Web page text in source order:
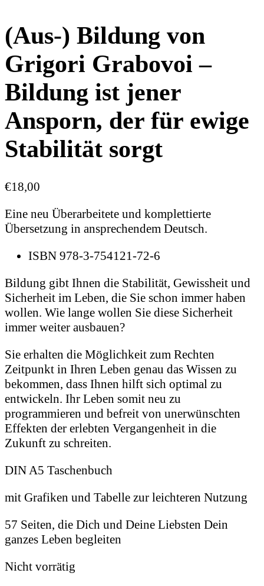
(Aus-) Bildung von
Grigori Grabovoi –
Bildung ist jener
Ansporn, der für ewige
Stabilität sorgt
€18,00
Eine neu Überarbeitete und komplettierte
Übersetzung in ansprechendem Deutsch.
ISBN 978-3-754121-72-6
Bildung gibt Ihnen die Stabilität, Gewissheit und
Sicherheit im Leben, die Sie schon immer haben
wollen. Wie lange wollen Sie diese Sicherheit
immer weiter ausbauen?
Sie erhalten die Möglichkeit zum Rechten
Zeitpunkt in Ihren Leben genau das Wissen zu
bekommen, dass Ihnen hilft sich optimal zu
entwickeln. Ihr Leben somit neu zu
programmieren und befreit von unerwünschten
Effekten der erlebten Vergangenheit in die
Zukunft zu schreiten.
DIN A5 Taschenbuch
mit Grafiken und Tabelle zur leichteren Nutzung
57 Seiten, die Dich und Deine Liebsten Dein
ganzes Leben begleiten
Nicht vorrätig